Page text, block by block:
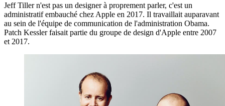
Jeff Tiller n'est pas un designer à proprement parler, c'est un
administratif embauché chez Apple en 2017. Il travaillait auparavant
au sein de l'équipe de communication de l'administration Obama.
Patch Kessler faisait partie du groupe de design d'Apple entre 2007
et 2017.